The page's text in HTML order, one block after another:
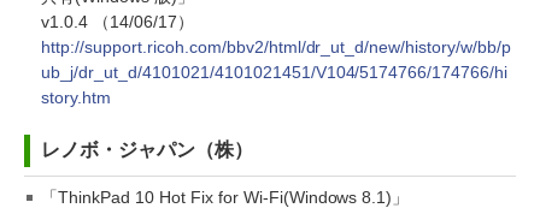
v1.0.4 （14/06/17）
http://support.ricoh.com/bbv2/html/dr_ut_d/new/history/w/bb/p
ub_j/dr_ut_d/4101021/4101021451/V104/5174766/174766/hi
story.htm
レノボ・ジャパン（株）
「ThinkPad 10 Hot Fix for Wi-Fi(Windows 8.1)」